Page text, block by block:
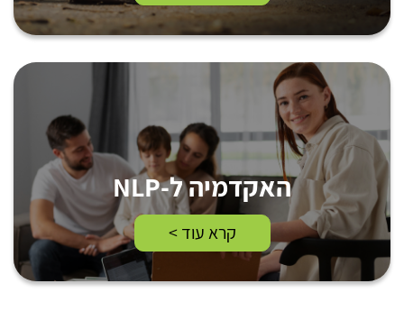
האקדמיה ל-NLP
קרא עוד >